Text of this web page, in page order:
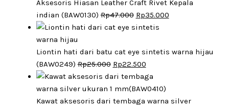
Aksesoris Hiasan Leather Craft Rivet Kepala
indian (BAW0130) Rp47.000 Original
price
Rp47.000.
Rp35.000Current
Rp35.000.
Liontin hati dari batu cat eye sintetis warna hijau
(BAW0249) Rp25.000 Original
price
was:
Rp25.000.
Rp22.500Current
price
is:
Rp22.500.
Kawat aksesoris dari tembaga warna silver